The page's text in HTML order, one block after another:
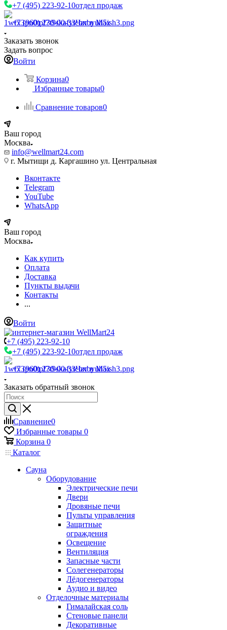
+7 (495) 223-92-10отдел продаж
+7 (960) 230-00-33Чат в Max
Заказать звонок
Задать вопрос
Войти
Корзина0
Избранные товары0
Сравнение товаров0
Ваш город
Москва
info@wellmart24.com
г. Мытищи д. Каргашино ул. Центральная
Вконтакте
Telegram
YouTube
WhatsApp
Ваш город
Москва
Как купить
Оплата
Доставка
Пункты выдачи
Контакты
...
Войти
+7 (495) 223-92-10
+7 (495) 223-92-10отдел продаж
+7 (960) 230-00-33Чат в Max
Заказать обратный звонок
Сравнение0
Избранные товары 0
Корзина 0
Каталог
Сауна
Оборудование
Электрические печи
Двери
Дровяные печи
Пульты управления
Защитные
ограждения
Освещение
Вентиляция
Запасные части
Солегенераторы
Лёдогенераторы
Аудио и видео
Отделочные материалы
Гималайская соль
Стеновые панели
Декоративные